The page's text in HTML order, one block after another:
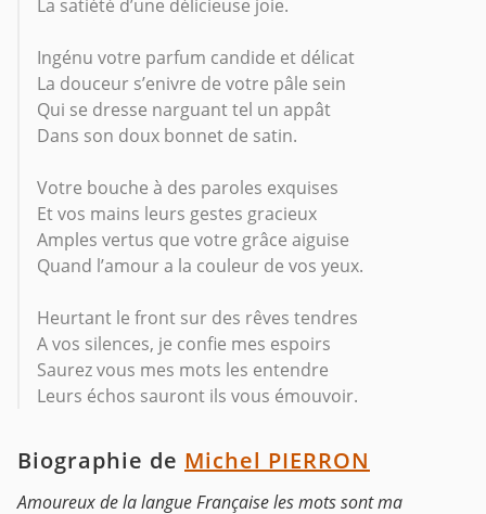
La satiété d’une délicieuse joie.
Ingénu votre parfum candide et délicat
La douceur s’enivre de votre pâle sein
Qui se dresse narguant tel un appât
Dans son doux bonnet de satin.
Votre bouche à des paroles exquises
Et vos mains leurs gestes gracieux
Amples vertus que votre grâce aiguise
Quand l’amour a la couleur de vos yeux.
Heurtant le front sur des rêves tendres
A vos silences, je confie mes espoirs
Saurez vous mes mots les entendre
Leurs échos sauront ils vous émouvoir.
Biographie de Michel PIERRON
Amoureux de la langue Française les mots sont ma